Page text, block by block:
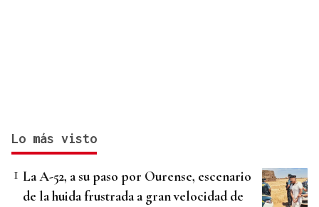
Lo más visto
La A-52, a su paso por Ourense, escenario
de la huida frustrada a gran velocidad de